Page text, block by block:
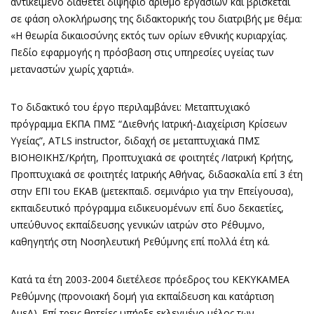
σε φάση ολοκλήρωσης της διδακτορικής του διατριβής με θέμα:
«Η θεωρία δικαιοσύνης εκτός των ορίων εθνικής κυριαρχίας.
Πεδίο εφαρμογής η πρόσβαση στις υπηρεσίες υγείας των
μεταναστών χωρίς χαρτιά».
Το διδακτικό του έργο περιλαμβάνει: Μεταπτυχιακό
πρόγραμμα ΕΚΠΑ ΠΜΣ “Διεθνής Ιατρική-Διαχείριση Κρίσεων
Υγείας”, ATLS instructor, διδαχή σε μεταπτυχιακά ΠΜΣ
ΒΙΟΗΘΙΚΗΣ/Κρήτη, Προπτυχιακά σε φοιτητές /Ιατρική Κρήτης,
Προπτυχιακά σε φοιτητές Ιατρικής Αθήνας, διδασκαλία επί 3 έτη
στην ΕΠΙ του ΕΚΑΒ (μετεκπαιδ. σεμινάριο για την Επείγουσα),
εκπαιδευτικό πρόγραμμα ειδικευομένων επί δυο δεκαετίες,
υπεύθυνος εκπαίδευσης γενικών ιατρών στο Ρέθυμνο,
καθηγητής στη Νοσηλευτική Ρεθύμνης επί πολλά έτη κά.
Κατά τα έτη 2003-2004 διετέλεσε πρόεδρος του ΚΕΚΥΚΑΜΕΑ
Ρεθύμνης (προνοιακή δομή για εκπαίδευση και κατάρτιση